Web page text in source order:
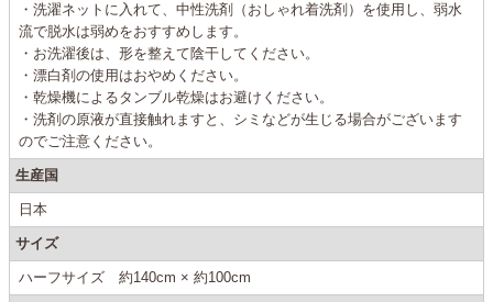
・洗濯ネットに入れて、中性洗剤（おしゃれ着洗剤）を使用し、弱水
流で脱水は弱めをおすすめします。
・お洗濯後は、形を整えて陰干してください。
・漂白剤の使用はおやめください。
・乾燥機によるタンブル乾燥はお避けください。
・洗剤の原液が直接触れますと、シミなどが生じる場合がございます
のでご注意ください。
生産国
日本
サイズ
ハーフサイズ 約140cm × 約100cm